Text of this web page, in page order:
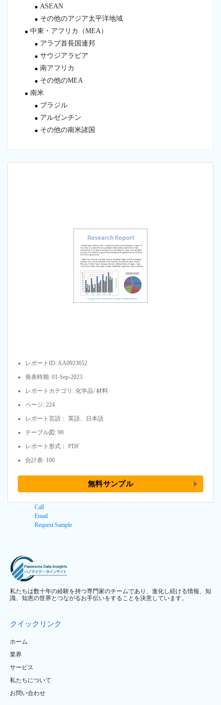
ASEAN
その他のアジア太平洋地域
中東・アフリカ（MEA）
アラブ首長国連邦
サウジアラビア
南アフリカ
その他のMEA
南米
ブラジル
アルゼンチン
その他の南米諸国
レポートID: AA0923652
発表時期: 01-Sep-2023
レポートカテゴリ: 化学品/ 材料
ページ: 224
レポート言語： 英語、日本語
テーブル図: 90
レポート形式： PDF
合計表: 100
無料サンプル
Call
Email
Request Sample
私たちは数十年の経験を持つ専門家のチームであり、進化し続ける情報、知
識、知恵の世界とつながるお手伝いをすることを決意しています。
クイックリンク
ホーム
業界
サービス
私たちについて
お問い合わせ